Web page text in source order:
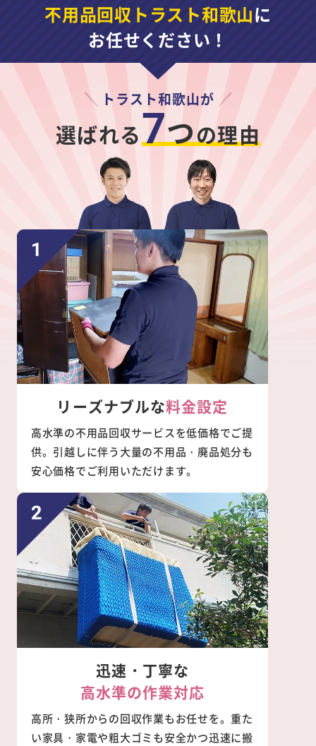
不用品回収トラスト和歌山に
お任せください！
トラスト和歌山が
選ばれる7つの理由
リーズナブルな料金設定
高水準の不用品回収サービスを低価格でご提
供。引越しに伴う大量の不用品・廃品処分も
安心価格でご利用いただけます。
迅速・丁寧な
高水準の作業対応
高所・狭所からの回収作業もお任せを。重た
い家具・家電や粗大ゴミも安全かつ迅速に搬